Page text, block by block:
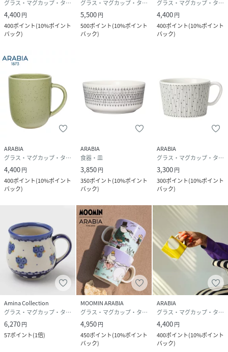
グラス・マグカップ・タンブラー
4,400円
400ポイント(10%ポイント
バック)
グラス・マグカップ・タンブラー
5,500円
500ポイント(10%ポイント
バック)
グラス・マグカップ・タンブラー
4,400円
400ポイント(10%ポイント
バック)
ARABIA
グラス・マグカップ・タンブラー
4,400円
400ポイント(10%ポイント
バック)
ARABIA
食器・皿
3,850円
350ポイント(10%ポイント
バック)
ARABIA
グラス・マグカップ・タンブラー
3,300円
300ポイント(10%ポイント
バック)
Amina Collection
グラス・マグカップ・タンブラー
6,270円
57ポイント(1倍)
MOOMIN ARABIA
グラス・マグカップ・タンブラー
4,950円
450ポイント(10%ポイント
バック)
ARABIA
グラス・マグカップ・タンブラー
4,400円
400ポイント(10%ポイント
バック)